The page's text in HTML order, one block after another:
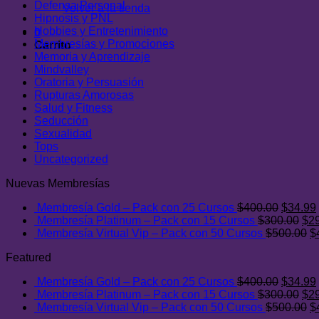
Volver a la tienda
0
Carrito
Defensa Personal
Hipnosis y PNL
Hobbies y Entretenimiento
Membresías y Promociones
Memoria y Aprendizaje
Mindvalley
Oratoria y Persuasión
Rupturas Amorosas
Salud y Fitness
Seducción
Sexualidad
Tops
Uncategorized
Nuevas Membresías
Membresía Gold – Pack con 25 Cursos $400.00 El
precio
original
$34.99
Membresía Platinum – Pack con 15 Cursos $300.00 El
$
Membresía Virtual Vip – Pack con 50 Cursos $500.00 El
$
Featured
Membresía Gold – Pack con 25 Cursos $400.00 El
precio
original
$34.99
Membresía Platinum – Pack con 15 Cursos $300.00 El
$
Membresía Virtual Vip – Pack con 50 Cursos $500.00 El
$